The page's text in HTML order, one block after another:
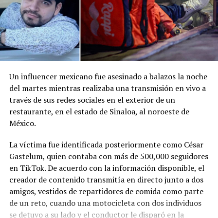
Me gusta esto:
Un influencer mexicano fue asesinado a balazos la noche
del martes mientras realizaba una transmisión en vivo a
través de sus redes sociales en el exterior de un
restaurante, en el estado de Sinaloa, al noroeste de
México.
La víctima fue identificada posteriormente como César
Gastelum, quien contaba con más de 500,000 seguidores
en TikTok. De acuerdo con la información disponible, el
creador de contenido transmitía en directo junto a dos
amigos, vestidos de repartidores de comida como parte
de un reto, cuando una motocicleta con dos individuos
se detuvo a su lado y el conductor le disparó en la